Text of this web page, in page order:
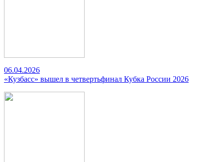
06.04.2026
«Кузбасс» вышел в четвертьфинал Кубка России 2026